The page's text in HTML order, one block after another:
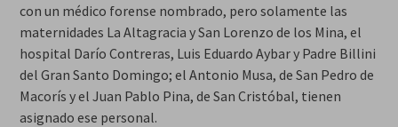
con un médico forense nombrado, pero solamente las
maternidades La Altagracia y San Lorenzo de los Mina, el
hospital Darío Contreras, Luis Eduardo Aybar y Padre Billini
del Gran Santo Domingo; el Antonio Musa, de San Pedro de
Macorís y el Juan Pablo Pina, de San Cristóbal, tienen
asignado ese personal.